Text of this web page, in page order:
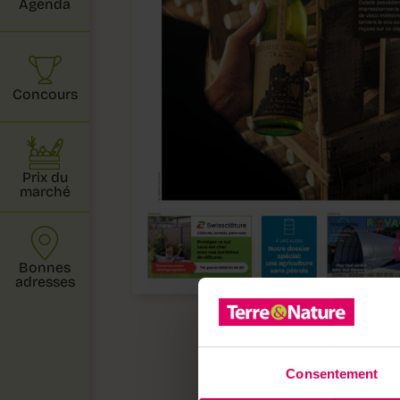
Consentement
Agenda
Concours
Prix du
marché
Bonnes
adresses